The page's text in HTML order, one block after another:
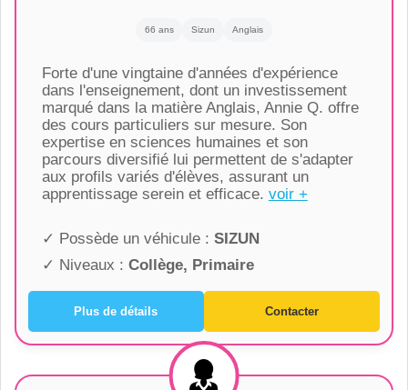
66 ans Sizun Anglais
Forte d'une vingtaine d'années d'expérience
dans l'enseignement, dont un investissement
marqué dans la matière Anglais, Annie Q. offre
des cours particuliers sur mesure. Son
expertise en sciences humaines et son
parcours diversifié lui permettent de s'adapter
aux profils variés d'élèves, assurant un
apprentissage serein et efficace. voir +
✓ Possède un véhicule : SIZUN
✓ Niveaux : Collège, Primaire
Plus de détails Contacter